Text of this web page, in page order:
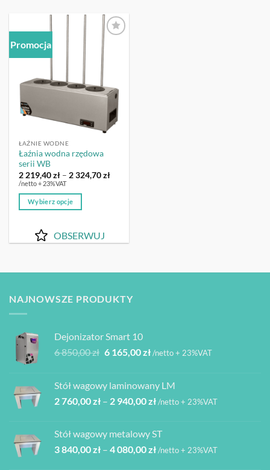
Promocja OBSERWUJ
ŁAŹNIE WODNE
Łaźnia wodna rzędowa
serii WB
2 219,40zł – 2 324,70złZakres
/netto + 23%VAT
Wybierz opcje
produkt
ma
wybrać
na
produktu
OBSERWUJ
NAJNOWSZE PRODUKTY
Dejonizator Smart 10
6 850,00zł Pierwotna
6
850,00 zł.
6 165,00złAktualna
6
165,00 zł.
/netto + 23%VAT
Stół wagowy laminowany LM
2 760,00zł – 2 940,00złZakres
2
760,00 zł
/netto + 23%VAT
Stół wagowy metalowy ST
3 840,00zł – 4 080,00złZakres
/netto + 23%VAT